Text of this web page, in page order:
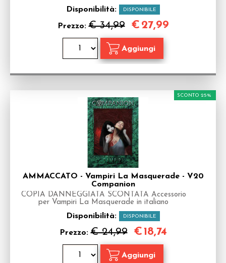
Disponibilità: DISPONIBILE
Prezzo:€ 34,99 € 27,99
AMMACCATO - Vampiri La Masquerade - V20
Companion
COPIA DANNEGGIATA SCONTATA Accessorio
per Vampiri La Masquerade in italiano
Disponibilità: DISPONIBILE
Prezzo:€ 24,99
SCONTO 25%
€18,74